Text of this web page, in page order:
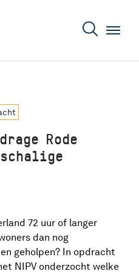
Rode
72 uur of langer
dan nog
geholpen? In opdracht
NIPV onderzocht welke